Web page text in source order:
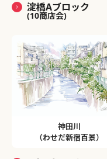
淀橋Aブロック
(10商店会)
神田川
（わせだ新宿百景）